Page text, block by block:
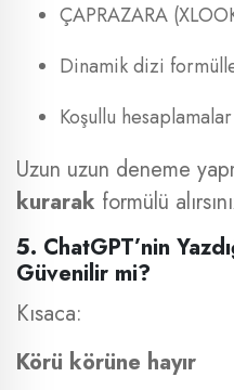
ÇAPRAZARA
Dinamik dizi
Koşullu hesaplamalar
Uzun uzun deneme
kurarak formülü
5. ChatGPT’nin
Güvenilir mi?
Kısaca:
Körü körüne hayır